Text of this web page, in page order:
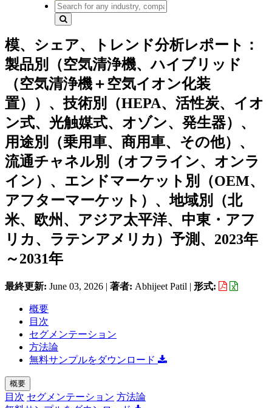
模、シェア、トレンド分析レポート：
製品別（空気清浄機、ハイブリッド
（空気清浄機＋空気イオン化装
置））、技術別（HEPA、活性炭、イオ
ン式、光触媒式、オゾン、発生器）、
用途別（乗用車、商用車、その他）、
流通チャネル別（オフライン、オンラ
イン）、エンドマーケット別（OEM、
アフターマーケット）、地域別（北
米、欧州、アジア太平洋、中東・アフ
リカ、ラテンアメリカ）予測、2023年
～2031年
最終更新: June 03, 2026 | 著者: Abhijeet Patil | 形式:
概要
目次
セグメンテーション
方法論
無料サンプルをダウンロード
概要
目次 セグメンテーション 方法論